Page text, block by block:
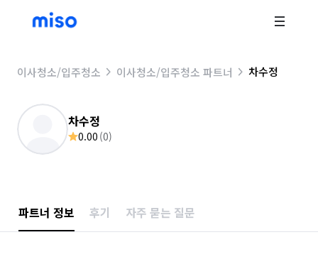
이사청소/입주청소 이사청소/입주청소 파트너 차수정
차수정
0.00 (0)
파트너 정보 후기 자주 묻는 질문